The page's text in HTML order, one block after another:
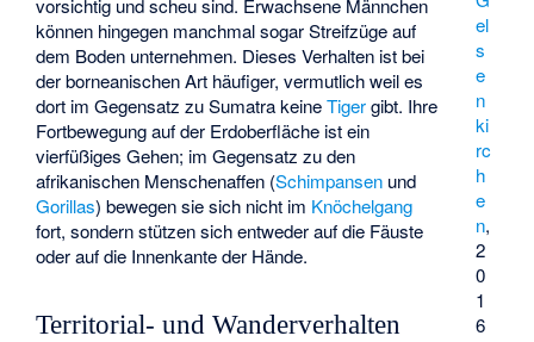
el
s
e
n
ki
rc
h
e
n,
2
0
1
6
vorsichtig und scheu sind. Erwachsene Männchen
können hingegen manchmal sogar Streifzüge auf
dem Boden unternehmen. Dieses Verhalten ist bei
der borneanischen Art häufiger, vermutlich weil es
dort im Gegensatz zu Sumatra keineTigergibt. Ihre
Fortbewegung auf der Erdoberfläche ist ein
vierfüßiges Gehen; im Gegensatz zu den
afrikanischen Menschenaffen (Schimpansen und
Gorillas) bewegen sie sich nicht im Knöchelgang
fort, sondern stützen sich entweder auf die Fäuste
oder auf die Innenkante der Hände.
Territorial- und Wanderverhalten